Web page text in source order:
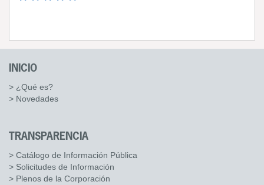
INICIO
> ¿Qué es?
> Novedades
TRANSPARENCIA
> Catálogo de Información Pública
> Solicitudes de Información
> Plenos de la Corporación